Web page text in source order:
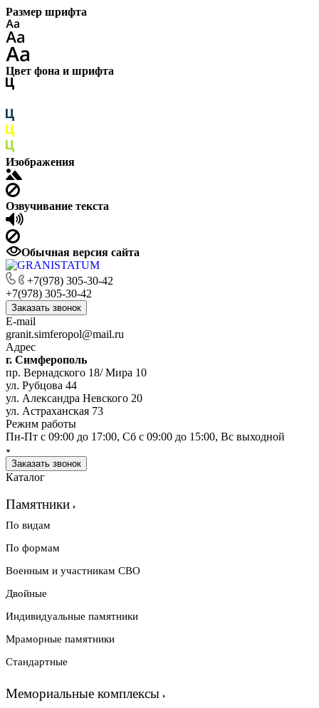
Размер шрифта
Цвет фона и шрифта
Изображения
Озвучивание текста
Обычная версия сайта
+7(978) 305-30-42
+7(978) 305-30-42
Заказать звонок
E-mail
granit.simferopol@mail.ru
Адрес
г. Симферополь
пр. Вернадского 18/ Мира 10
ул. Рубцова 44
ул. Александра Невского 20
ул. Астраханская 73
Режим работы
Пн-Пт с 09:00 до 17:00, Сб с 09:00 до 15:00, Вс выходной
Заказать звонок
Каталог
Памятники
По видам
По формам
Военным и участникам СВО
Двойные
Индивидуальные памятники
Мраморные памятники
Стандартные
Мемориальные комплексы